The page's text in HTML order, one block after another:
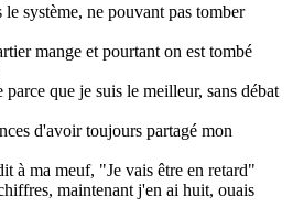
le système, ne pouvant pas tomber
mange et pourtant on est tombé
que je suis le meilleur, sans débat
d'avoir toujours partagé mon
à ma meuf, "Je vais être en retard"
maintenant j'en ai huit, ouais